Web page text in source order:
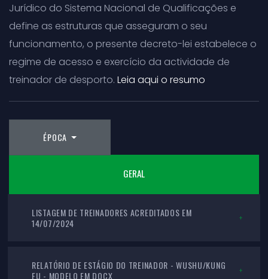
Jurídico do Sistema Nacional de Qualificações e
define as estruturas que asseguram o seu
funcionamento, o presente decreto-lei estabelece o
regime de acesso e exercício da actividade de
treinador de desporto. Leia aqui o resumo
ÉPOCA
GERAL
LISTAGEM DE TREINADORES ACREDITADOS EM
14/07/2024
RELATÓRIO DE ESTÁGIO DO TREINADOR - WUSHU/KUNG
FU - MODELO EM DOCX